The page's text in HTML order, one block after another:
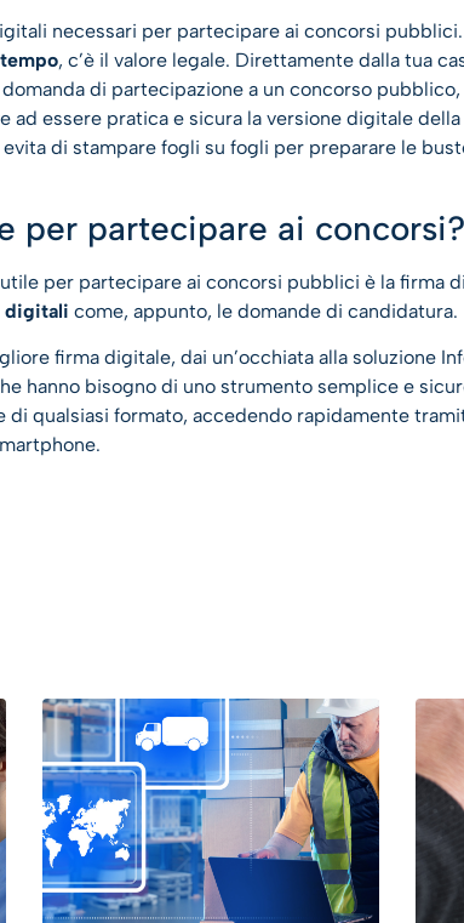
necessari per partecipare ai concorsi pubblici.
, c’è il valore legale. Direttamente dalla tua
di partecipazione a un concorso pubblico,
ad essere pratica e sicura la versione digitale
di stampare fogli su fogli per preparare le
per partecipare ai concorsi?
per partecipare ai concorsi pubblici è la firma
digitali come, appunto, le domande di candidatura.
firma digitale, dai un’occhiata alla soluzione
hanno bisogno di uno strumento semplice e
di qualsiasi formato, accedendo rapidamente